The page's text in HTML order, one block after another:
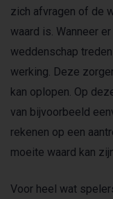
zich afvragen of de
waard is. Wanneer
weddenschap
werking. Deze
kan oplopen. Op
van bijvoorbeeld
rekenen op een
moeite waard kan
Voor heel wat